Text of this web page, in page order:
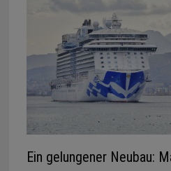
Ein gelungener Neubau: